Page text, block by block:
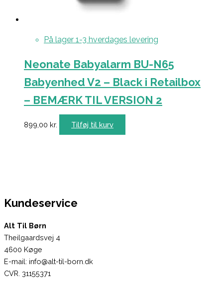
På lager 1-3 hverdages levering
Neonate Babyalarm BU-N65
Babyenhed V2 – Black i Retailbox
– BEMÆRK TIL VERSION 2
899,00 kr. Tilføj til kurv
Kundeservice
Alt Til Børn
Theilgaardsvej 4
4600 Køge
E-mail: info@alt-til-born.dk
CVR. 31155371